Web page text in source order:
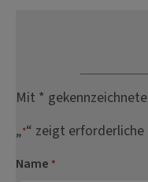
Mit *
„*“ zeigt erforderliche
Name *